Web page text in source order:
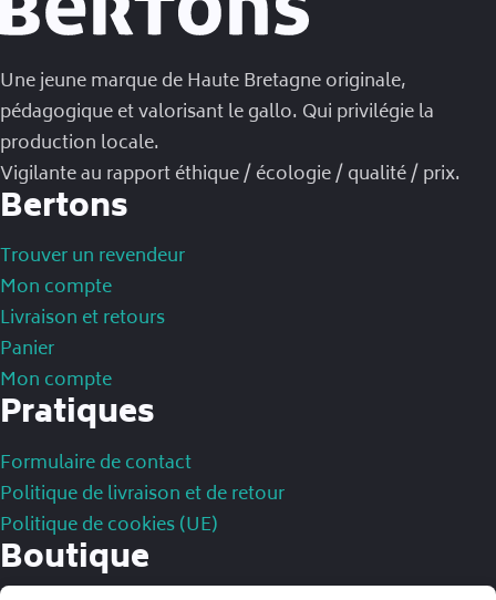
Une jeune marque de Haute Bretagne originale,
pédagogique et valorisant le gallo. Qui privilégie la
production locale.
Vigilante au rapport éthique / écologie / qualité / prix.
Bertons
Trouver un revendeur
Mon compte
Livraison et retours
Panier
Mon compte
Pratiques
Formulaire de contact
Politique de livraison et de retour
Politique de cookies (UE)
Boutique